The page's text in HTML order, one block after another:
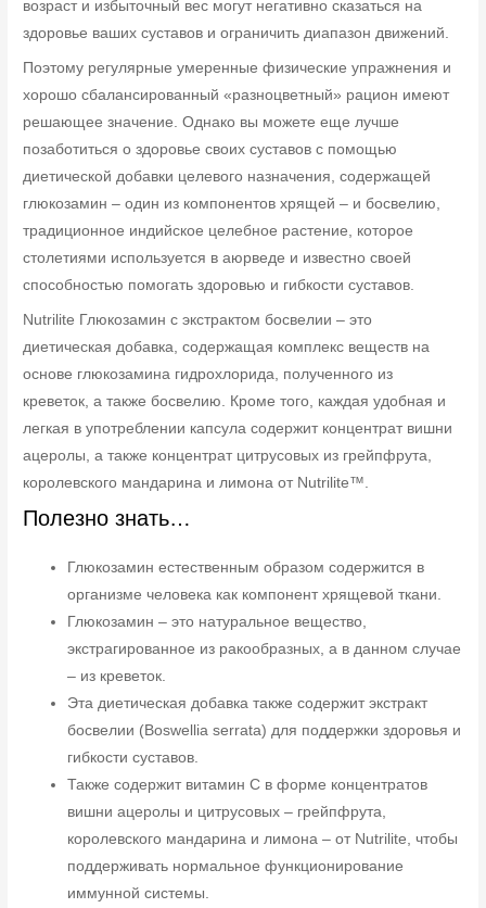
возраст и избыточный вес могут негативно сказаться на
здоровье ваших суставов и ограничить диапазон движений.
Поэтому регулярные умеренные физические упражнения и
хорошо сбалансированный «разноцветный» рацион имеют
решающее значение. Однако вы можете еще лучше
позаботиться о здоровье своих суставов с помощью
диетической добавки целевого назначения, содержащей
глюкозамин – один из компонентов хрящей – и босвелию,
традиционное индийское целебное растение, которое
столетиями используется в аюрведе и известно своей
способностью помогать здоровью и гибкости суставов.
Nutrilite Глюкозамин с экстрактом босвелии – это
диетическая добавка, содержащая комплекс веществ на
основе глюкозамина гидрохлорида, полученного из
креветок, а также босвелию. Кроме того, каждая удобная и
легкая в употреблении капсула содержит концентрат вишни
ацеролы, а также концентрат цитрусовых из грейпфрута,
королевского мандарина и лимона от Nutrilite™.
Полезно знать…
Глюкозамин естественным образом содержится в
организме человека как компонент хрящевой ткани.
Глюкозамин – это натуральное вещество,
экстрагированное из ракообразных, а в данном случае
– из креветок.
Эта диетическая добавка также содержит экстракт
босвелии (Boswellia serrata) для поддержки здоровья и
гибкости суставов.
Также содержит витамин C в форме концентратов
вишни ацеролы и цитрусовых – грейпфрута,
королевского мандарина и лимона – от Nutrilite, чтобы
поддерживать нормальное функционирование
иммунной системы.